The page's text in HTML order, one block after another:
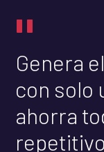
"
Genera
con solo
ahorra